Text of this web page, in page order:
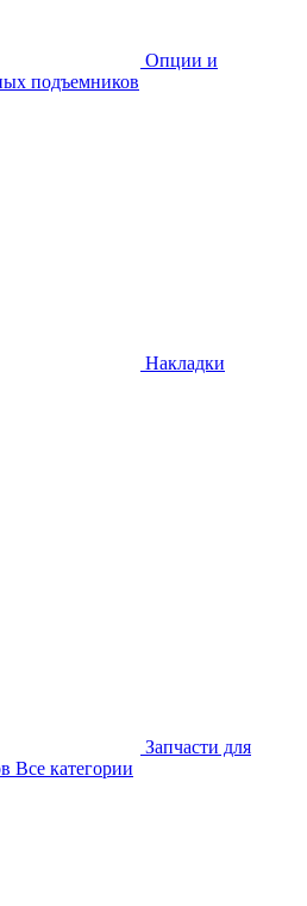
Опции и
подъемников
Накладки
Запчасти для
Все категории